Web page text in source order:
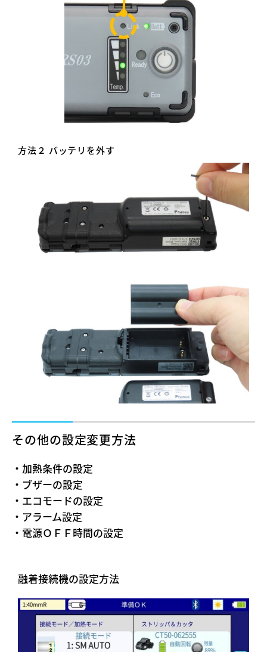
方法２ バッテリを外す
その他の設定変更方法
・加熱条件の設定
・ブザーの設定
・エコモードの設定
・アラーム設定
・電源ＯＦＦ時間の設定
融着接続機の設定方法